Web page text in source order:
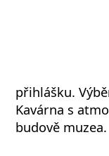
přihlášku.
Kavárna s
budově muzea.